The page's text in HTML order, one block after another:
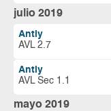
julio 2019
Antiy
AVL 2.7
Antiy
AVL Sec 1.1
mayo 2019